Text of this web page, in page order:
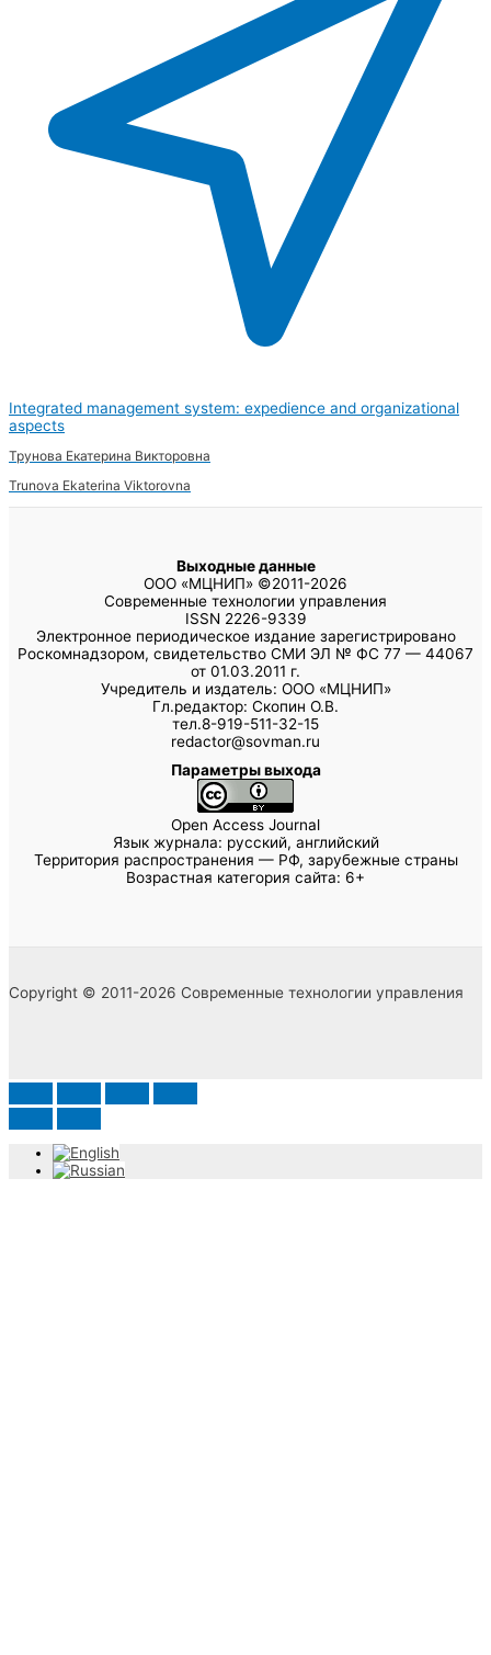
Integrated management system: expedience and organizational
aspects
Трунова Екатерина Викторовна
Trunova Ekaterina Viktorovna
Выходные данные
ООО «МЦНИП» ©2011-2026
Современные технологии управления
ISSN 2226-9339
Электронное периодическое издание зарегистрировано
Роскомнадзором, свидетельство СМИ ЭЛ № ФС 77 — 44067
от 01.03.2011 г.
Учредитель и издатель: ООО «МЦНИП»
Гл.редактор: Скопин О.В.
тел.8-919-511-32-15
redactor@sovman.ru
Параметры выхода
Open Access Journal
Язык журнала: русский, английский
Территория распространения — РФ, зарубежные страны
Возрастная категория сайта: 6+
Copyright © 2011-2026 Современные технологии управления